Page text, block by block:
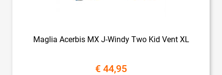
Maglia Acerbis MX J-Windy Two Kid Vent XL
€ 44,95